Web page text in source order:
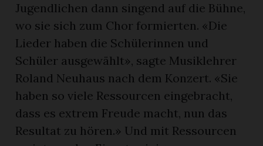
Jugendlichen dann singend auf die Bühne,
wo sie sich zum Chor formierten. «Die
Lieder haben die Schülerinnen und
Schüler ausgewählt», sagte Musiklehrer
Roland Neuhaus nach dem Konzert. «Sie
haben so viele Ressourcen eingebracht,
dass es extrem Freude macht, nun das
Resultat zu hören.» Und mit Ressourcen